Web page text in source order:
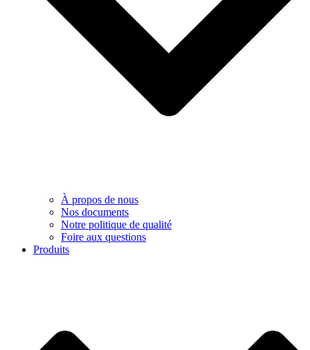
À propos de nous
Nos documents
Notre politique de qualité
Foire aux questions
Produits